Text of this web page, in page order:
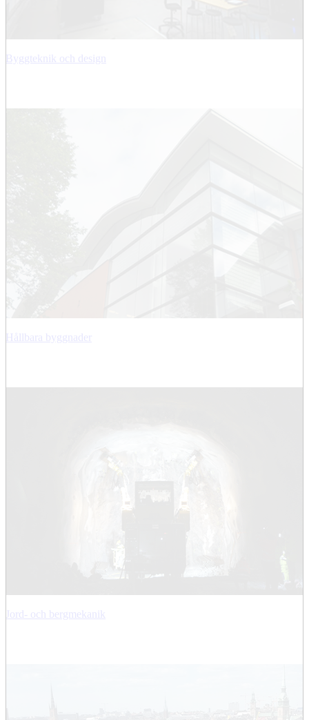
Byggteknik och design
Hållbara byggnader
Jord- och bergmekanik